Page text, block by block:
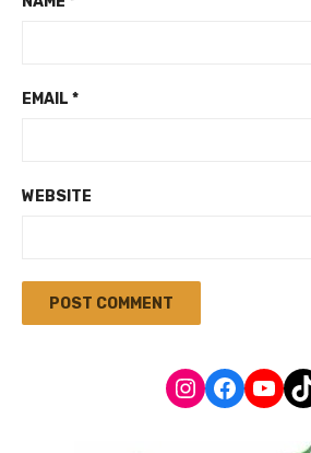
EMAIL *
WEBSITE
Instagram